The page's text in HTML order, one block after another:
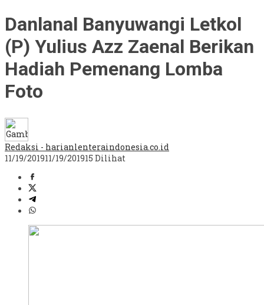
Danlanal Banyuwangi Letkol
(P) Yulius Azz Zaenal Berikan
Hadiah Pemenang Lomba
Foto
Redaksi - harianlenteraindonesia.co.id
11/19/201911/19/201915 Dilihat